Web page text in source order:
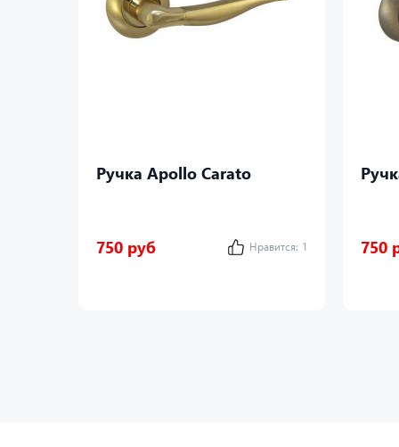
Ручка Apollo Carato
750 руб Нравится: 1 750